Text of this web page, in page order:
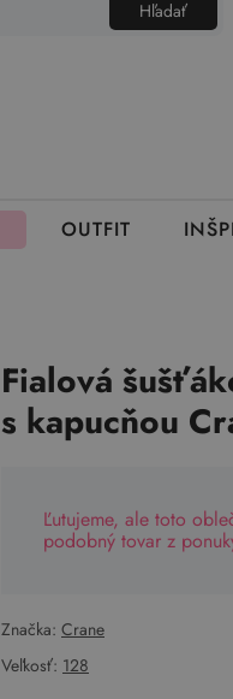
+420
Hľadať
OUTFIT
Fialová
s kapucňou
Ľutujeme, ale toto
podobný tovar z
Značka: Crane
Veľkosť: 128